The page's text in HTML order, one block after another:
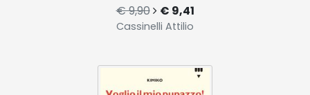
€ 9,90 € 9,41
Cassinelli Attilio